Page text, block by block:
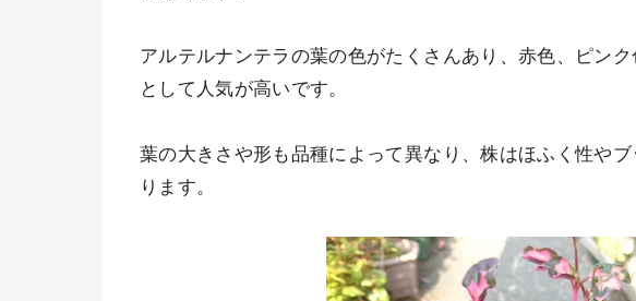
アルテルナンテラの葉の色がたくさんあり、赤色、ピン
として人気が高いです。
葉の大きさや形も品種によって異なり、株はほふく性や
ります。